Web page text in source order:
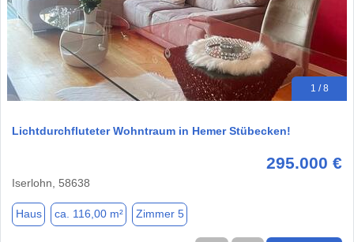
1 / 8
Lichtdurchfluteter Wohntraum in Hemer Stübecken!
295.000 €
Iserlohn, 58638
Haus ca. 116,00 m² Zimmer 5